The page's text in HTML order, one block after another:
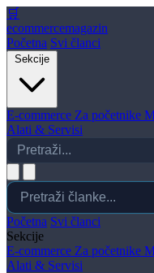
🛒
ecommercemagazin
Početna Svi članci
Sekcije
E-commerce Za početnike
Alati & Servisi
Početna Svi članci
Sekcije
E-commerce Za početnike
Alati & Servisi